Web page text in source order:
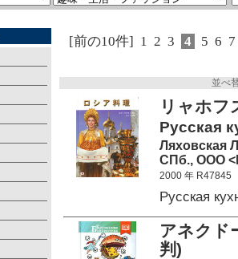
[前の10件] 1 2 3 4 5 6 7
並べ
リャホ
Русская
Ляховская
СПб., ООО
2000 年 R47845
Русская
アネクド
判)